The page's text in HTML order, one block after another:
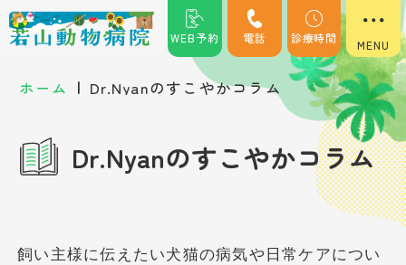
WEB予約 電話 診療時間
ホーム | Dr.Nyanのすこやかコラム
Dr.Nyanのすこやかコラム
飼い主様に伝えたい犬猫の病気や日常ケアについ